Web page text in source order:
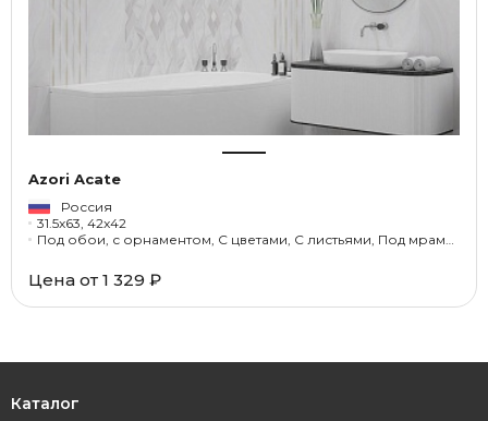
Azori Acate
Россия
31.5x63, 42x42
Под обои, с орнаментом, С цветами, С листьями, Под мрамор, Под оникс
Цена от 1 329 ₽
Каталог